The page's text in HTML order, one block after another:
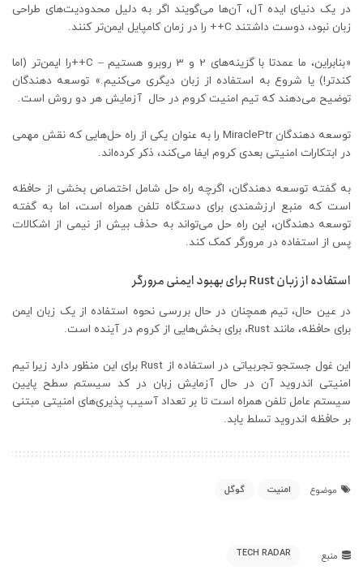
در یک دنیای ایده آل، آن‌ها می‌گویند اگر به دلیل محدودیت‌های طراحی
زبان نبود، دوست داشتند C++ را در زمان کامپایل ایمن‌تر کنند.
«بنابراین، ما عمدتا با گزینه‌های 2 و 3 روبرو هستیم – C++را ایمن‌تر (اما
کندتر!) یا شروع به استفاده از زبان دیگری می‌کنیم.» توسعه دهندگان
توضیح می‌دهند که تیم امنیت کروم در حال آزمایش هر دو روش است.
توسعه دهندگان MiraclePtr را به عنوان یکی از راه حل‌هایی که نقش مهمی
در ابتکارات امنیتی بعدی کروم ایفا می‌کند، ذکر کرده‌اند.
به گفته توسعه دهندگان، اگرچه راه حل شامل اختصاص بخشی از حافظه
است که منبع ارزشمندی برای دستگاه تلفن همراه است، اما به گفته
توسعه دهندگان، این راه حل می‌تواند به حذف بیش از نیمی از اشکالات
پس از استفاده در مرورگر کمک کند.
استفاده از زبان Rust برای بهبود ایمنی مرورگر
در عین حال، تیم همچنان در حال بررسی نحوه استفاده از یک زبان ایمن
برای حافظه، مانند Rust، برای بخش‌هایی از کروم در آینده است.
این غول جستجو تجربیاتی در استفاده از Rust برای این منظور دارد زیرا تیم
امنیتی اندروید آن در حال آزمایش زبان در کد سیستم سطح پایین
سیستم عامل تلفن همراه است تا بر تعداد آسیب پذیری‌های امنیتی مبتنی
بر حافظه اندروید تسلط یابد.
موضوع امنیت گوگل
منبع TECH RADAR